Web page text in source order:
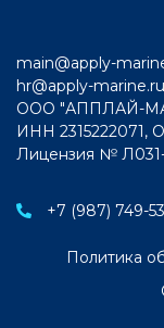
main@apply-
hr@apply-marine.ru
ООО "АППЛАЙ-
ИНН 2315222071,
Лицензия № Л031-
+7 (987) 749-
Политика